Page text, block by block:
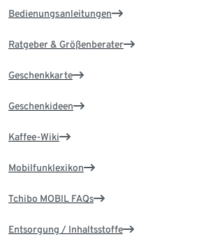
Bedienungsanleitungen
Ratgeber & Größenberater
Geschenkkarte
Geschenkideen
Kaffee-Wiki
Mobilfunklexikon
Tchibo MOBIL FAQs
Entsorgung / Inhaltsstoffe